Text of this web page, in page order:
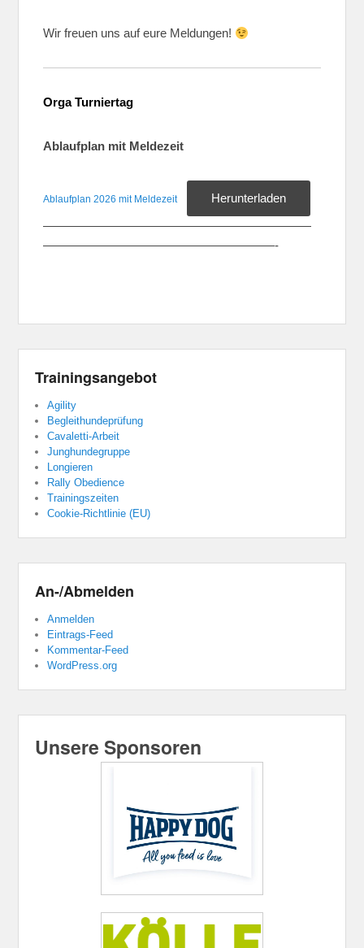
Wir freuen uns auf eure Meldungen!
Orga Turniertag
Ablaufplan mit Meldezeit
Ablaufplan 2026 mit Meldezeit
Herunterladen
——————————————————————
———————————————————-
Trainingsangebot
Agility
Begleithundeprüfung
Cavaletti-Arbeit
Junghundegruppe
Longieren
Rally Obedience
Trainingszeiten
Cookie-Richtlinie (EU)
An-/Abmelden
Anmelden
Eintrags-Feed
Kommentar-Feed
WordPress.org
Unsere Sponsoren